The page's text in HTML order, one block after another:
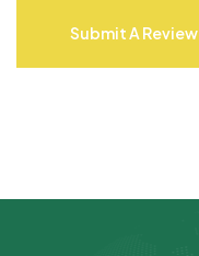
Submit A Review